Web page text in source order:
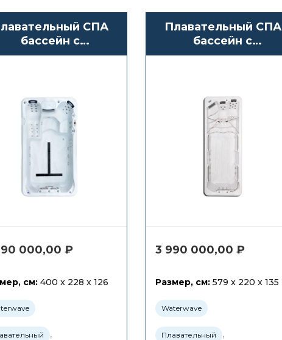
СПА
бассейн с
противотоком
000,00 ₽
см:400 x 228 x 126
,
Плавательный СПА
бассейн с
противотоком
3 990 000,00 ₽
Размер, см:579 x 220 x 135
Waterwave
Плавательный ,